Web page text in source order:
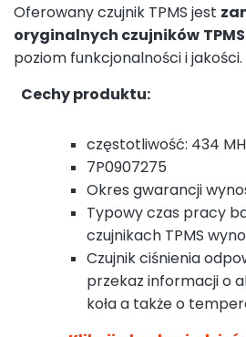
Oferowany czujnik TPMS jest
oryginalnych czujników TPMS
poziom funkcjonalności i jakości.
Cechy produktu:
częstotliwość: 434
7P0907275
Okres gwarancji
Typowy czas pracy
czujnikach TPMS
Czujnik ciśnienia
przekaz informacji o
koła a także o